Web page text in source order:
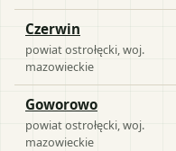
Czerwin
powiatostrołęcki , woj.
mazowieckie
Goworowo
powiatostrołęcki , woj.
mazowieckie